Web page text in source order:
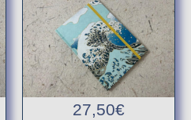
27,50€